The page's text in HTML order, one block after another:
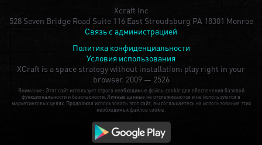
Xcraft Inc
528 Seven Bridge Road Suite 116 East Stroudsburg PA 18301 Monroe
Связь с администрацией
Политика конфиденциальности
Условия использования
XCraft is a space strategy without installation: play right in your
browser. 2009 — 2526
Внимание: Этот сайт использует строго необходимые файлы cookie для обеспечения базовой
функциональности и безопасности. Личные данные не отслеживаются и не используются в
маркетинговых целях. Продолжая использовать этот сайт, вы соглашаетесь на использование этих
необходимых файлов cookie.